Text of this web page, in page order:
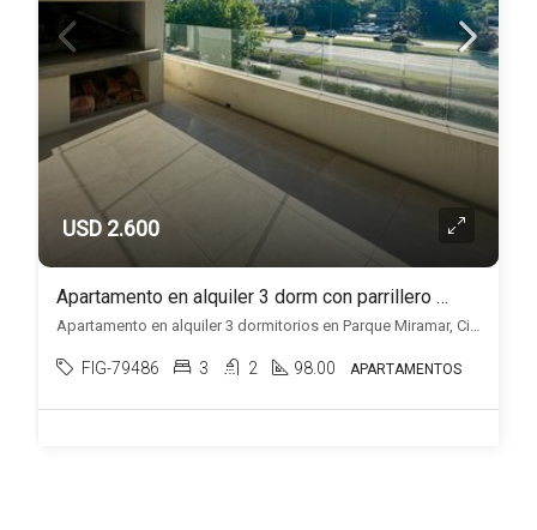
USD 2.600
Apartamento en alquiler 3 dorm con parrillero y 2 cocheras en Parque Miramar
Apartamento en alquiler 3 dormitorios en Parque Miramar, Ciudad de la costa, Ciudad de la Costa
FIG-79486 3 2 98.00 APARTAMENTOS